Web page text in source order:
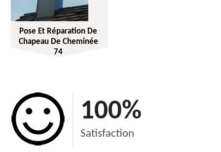
Pose Et Réparation De
Chapeau De Cheminée
74
100%
Satisfaction